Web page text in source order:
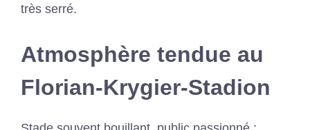
très serré.
Atmosphère tendue au
Florian-Krygier-Stadion